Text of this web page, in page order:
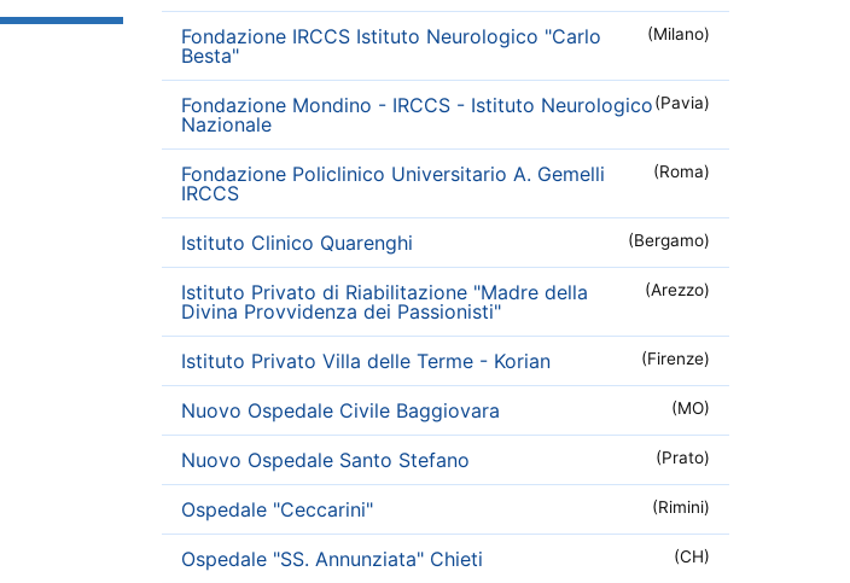
Fondazione IRCCS Istituto Neurologico "Carlo
Besta"
(Milano)
Fondazione Mondino - IRCCS - Istituto Neurologico
Nazionale
(Pavia)
Fondazione Policlinico Universitario A. Gemelli
IRCCS
(Roma)
Istituto Clinico Quarenghi (Bergamo)
Istituto Privato di Riabilitazione "Madre della
Divina Provvidenza dei Passionisti"
(Arezzo)
Istituto Privato Villa delle Terme - Korian (Firenze)
Nuovo Ospedale Civile Baggiovara (MO)
Nuovo Ospedale Santo Stefano (Prato)
Ospedale "Ceccarini" (Rimini)
Ospedale "SS. Annunziata" Chieti (CH)